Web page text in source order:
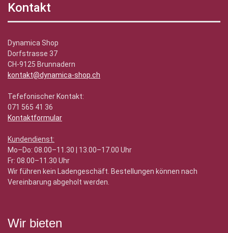
Kontakt
Dynamica Shop
Dorfstrasse 37
CH-9125 Brunnadern
kontakt@dynamica-shop.ch
Tefefonischer Kontakt:
071 565 41 36
Kontaktformular
Kundendienst:
Mo–Do: 08.00–11.30 | 13.00–17.00 Uhr
Fr: 08.00–11.30 Uhr
Wir führen kein Ladengeschäft. Bestellungen können nach
Vereinbarung abgeholt werden.
Wir bieten